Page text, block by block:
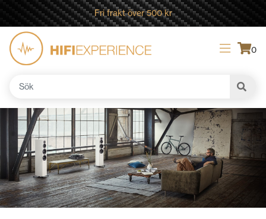
Fri frakt över 500 kr
0
Sök